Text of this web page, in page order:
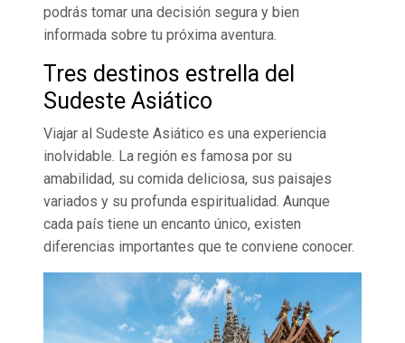
podrás tomar una decisión segura y bien
informada sobre tu próxima aventura.
Tres destinos estrella del
Sudeste Asiático
Viajar al Sudeste Asiático es una experiencia
inolvidable. La región es famosa por su
amabilidad, su comida deliciosa, sus paisajes
variados y su profunda espiritualidad. Aunque
cada país tiene un encanto único, existen
diferencias importantes que te conviene conocer.